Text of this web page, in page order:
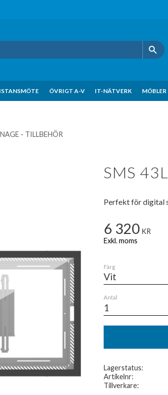
ÖVRIGT A-V IT-NÄTVERK MÖBLER
- TILLBEHÖR
SMS
Perfekt för digital
6 320 KR
Färg
Antal
Lagerstatus
Artikelnr
Tillverkare